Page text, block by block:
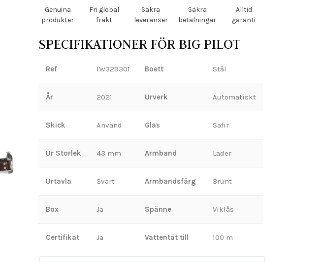
Genuina
produkter
Fri global
frakt
Säkra
leveranser
Säkra
betalningar
Alltid
garanti
SPECIFIKATIONER FÖR BIG PILOT
Ref IW329301 Boett Stål
År 2021 Urverk Automatiskt
Skick Använd Glas Safir
Ur Storlek 43 mm Armband Läder
Urtavla Svart Armbandsfärg Brunt
Box Ja Spänne Viklås
Certifikat Ja Vattentät till 100 m